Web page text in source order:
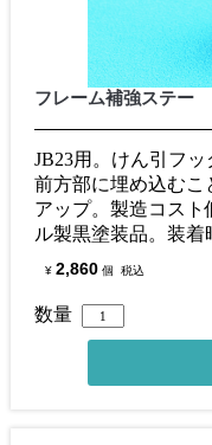
フレーム補強ステー
JB23用。けん引フ
前方部に埋め込むこ
アップ。製造コス
ル製黒塗装品。装着
¥ 2,860 個 税込
数量